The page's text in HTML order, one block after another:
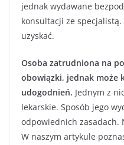
jednak wydawane
konsultacji ze
uzyskać.
Osoba zatrudniona na
obowiązki, jednak może
udogodnień. Jednym z
lekarskie. Sposób jego
odpowiednich zasadach.
W naszym artykule